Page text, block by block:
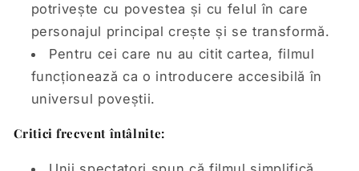
potrivește cu povestea și cu felul în care
personajul principal crește și se transformă.
Pentru cei care nu au citit cartea, filmul
funcționează ca o introducere accesibilă în
universul poveștii.
Critici frecvent întâlnite: